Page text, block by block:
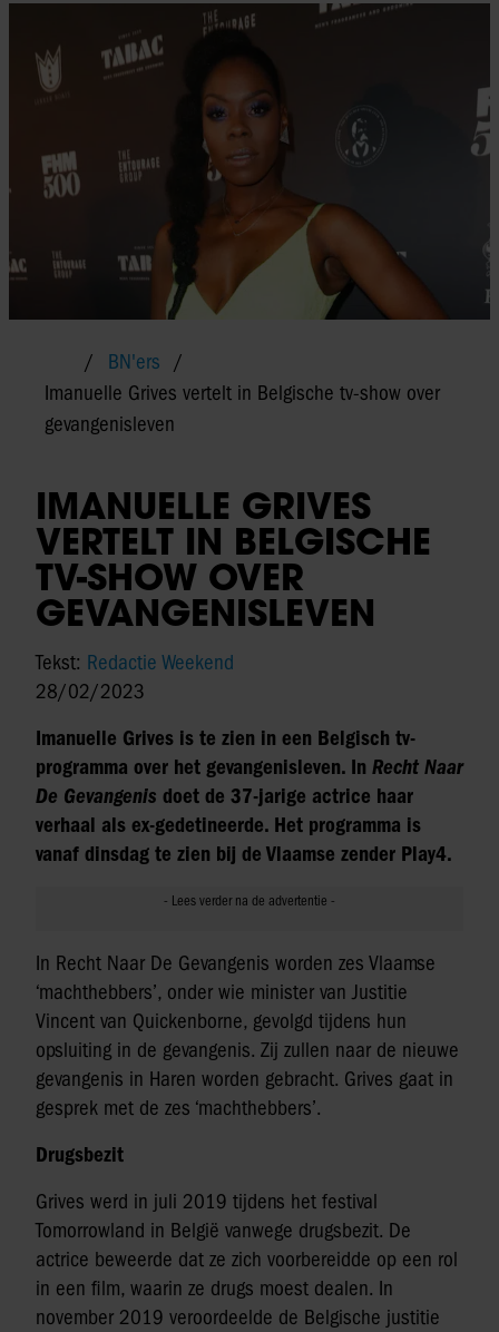
BN'ers
Imanuelle Grives vertelt in Belgische tv-show over
gevangenisleven
IMANUELLE GRIVES
VERTELT IN BELGISCHE
TV-SHOW OVER
GEVANGENISLEVEN
Tekst: Redactie Weekend
28/02/2023
Imanuelle Grives is te zien in een Belgisch tv-
programma over het gevangenisleven. In Recht Naar
De Gevangenis doet de 37-jarige actrice haar
verhaal als ex-gedetineerde. Het programma is
vanaf dinsdag te zien bij de Vlaamse zender Play4.
In Recht Naar De Gevangenis worden zes Vlaamse
‘machthebbers’, onder wie minister van Justitie
Vincent van Quickenborne, gevolgd tijdens hun
opsluiting in de gevangenis. Zij zullen naar de nieuwe
gevangenis in Haren worden gebracht. Grives gaat in
gesprek met de zes ‘machthebbers’.
Drugsbezit
Grives werd in juli 2019 tijdens het festival
Tomorrowland in België vanwege drugsbezit. De
actrice beweerde dat ze zich voorbereidde op een rol
in een film, waarin ze drugs moest dealen. In
november 2019 veroordeelde de Belgische justitie